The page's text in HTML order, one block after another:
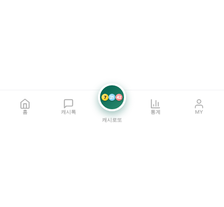
홈 캐시톡
7 21 42
캐시로또
통계 MY